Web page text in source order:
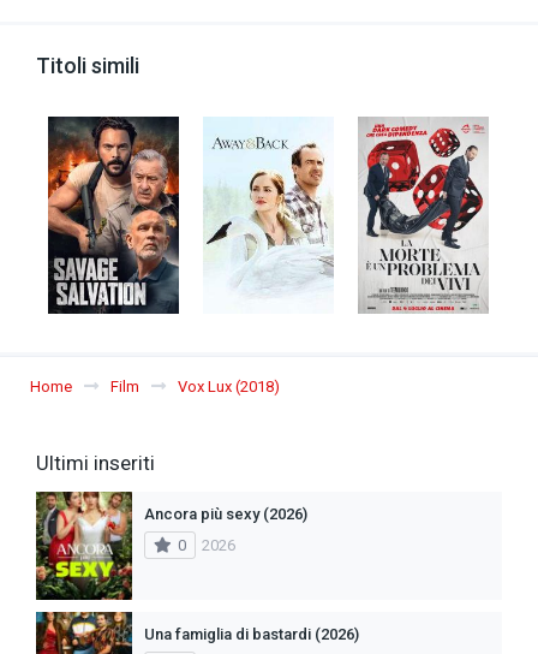
Titoli simili
Home Film Vox Lux (2018)
Ultimi inseriti
Ancora più sexy (2026)
0
2026
Una famiglia di bastardi (2026)